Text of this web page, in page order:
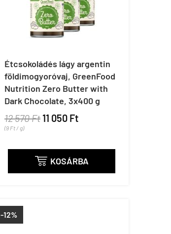
Étcsokoládés lágy argentin
földimogyoróvaj, GreenFood
Nutrition Zero Butter with
Dark Chocolate, 3x400 g
12 570 Ft 11 050 Ft
(9 Ft / g)
 KOSÁRBA
-12%